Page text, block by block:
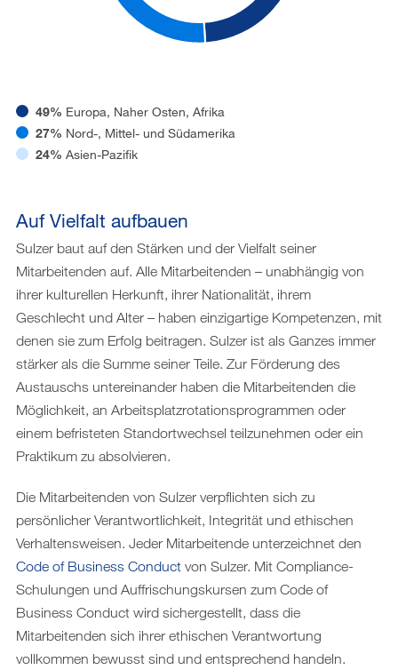
49% Europa, Naher Osten, Afrika
27% Nord-, Mittel- und Südamerika
24% Asien-Pazifik
Auf Vielfalt aufbauen
Sulzer baut auf den Stärken und der Vielfalt seiner
Mitarbeitenden auf. Alle Mitarbeitenden – unabhängig von
ihrer kulturellen Herkunft, ihrer Nationalität, ihrem
Geschlecht und Alter – haben einzigartige Kompetenzen, mit
denen sie zum Erfolg beitragen. Sulzer ist als Ganzes immer
stärker als die Summe seiner Teile. Zur Förderung des
Austauschs untereinander haben die Mitarbeitenden die
Möglichkeit, an Arbeitsplatzrotationsprogrammen oder
einem befristeten Standortwechsel teilzunehmen oder ein
Praktikum zu absolvieren.
Die Mitarbeitenden von Sulzer verpflichten sich zu
persönlicher Verantwortlichkeit, Integrität und ethischen
Verhaltensweisen. Jeder Mitarbeitende unterzeichnet den
Code of Business Conduct von Sulzer. Mit Compliance-
Schulungen und Auffrischungskursen zum Code of
Business Conduct wird sichergestellt, dass die
Mitarbeitenden sich ihrer ethischen Verantwortung
vollkommen bewusst sind und entsprechend handeln.